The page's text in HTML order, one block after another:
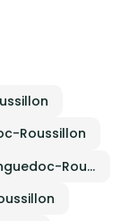
Roussillon
Déjeuner d’affaires avec traiteur en Languedoc-Roussillon